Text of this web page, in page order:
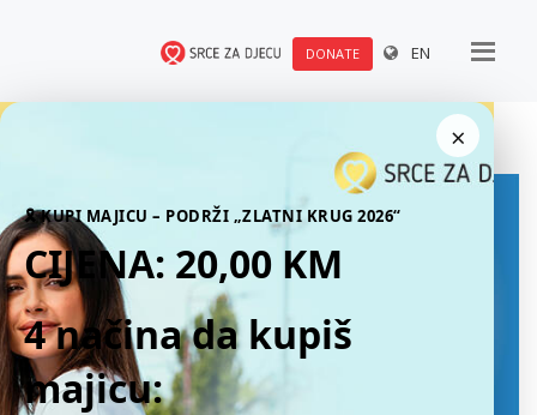
DONATE EN
×
🎗 KUPI MAJICU – PODRŽI „ZLATNI KRUG 2026“
CIJENA: 20,00 KM
4 načina da kupiš
majicu: